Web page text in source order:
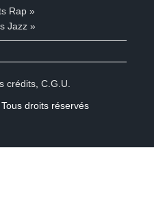
Rap »
Jazz »
crédits, C.G.U.
droits réservés